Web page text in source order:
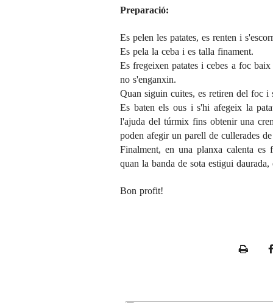
Preparació:
Es pelen les patates, es renten i
Es pela la ceba i es talla finament.
Es fregeixen patates i cebes a foc
no s'enganxin.
Quan siguin cuites, es retiren del foc i
Es baten els ous i s'hi afegeix la
l'ajuda del túrmix fins obtenir una
poden afegir un parell de cullerades
Finalment, en una planxa calenta es
quan la banda de sota estigui
Bon profit!